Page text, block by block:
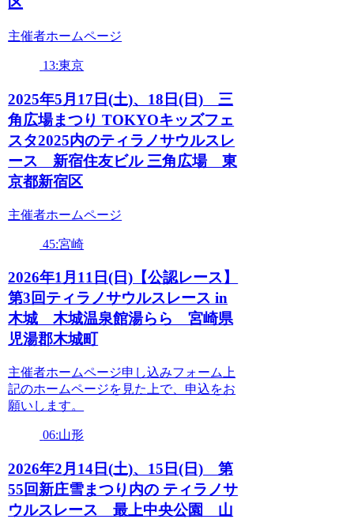
主催者ホームページ
13:東京
2025年5月17日(土)、18日(日) 三
角広場まつり TOKYOキッズフェ
スタ2025内のティラノサウルスレ
ース 新宿住友ビル 三角広場 東
京都新宿区
主催者ホームページ
45:宮崎
2026年1月11日(日)【公認レース】
第3回ティラノサウルスレース in
木城 木城温泉館湯らら 宮崎県
児湯郡木城町
主催者ホームページ申し込みフォーム上
記のホームページを見た上で、申込をお
願いします。
06:山形
2026年2月14日(土)、15日(日) 第
55回新庄雪まつり内の ティラノサ
ウルスレース 最上中央公園 山